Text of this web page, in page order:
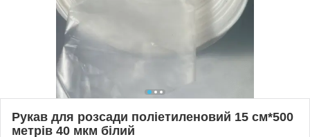
Рукав для розсади поліетиленовий 15 см*500
метрів 40 мкм білий